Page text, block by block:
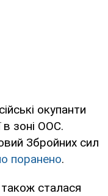
окупанти
в зоні ООС.
Збройних сил
поранено.
сталася